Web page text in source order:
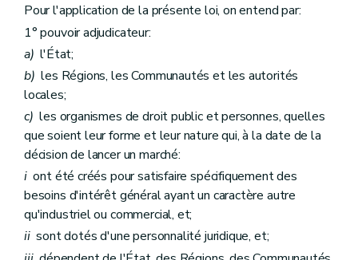
Art. 74
Art. 75
Art. 76
Art. 78
Section 4 Attribution du marché
Art. 81
Art. 82
Art. 83
Art. 84
Art. 85
Chapitre 5 Exécution du marché
Art. 87
Art. 87/1
Pour l'application de la présente loi, on entend par:
1° pouvoir adjudicateur:
a) l'État;
b) les Régions, les Communautés et les autorités
locales;
c) les organismes de droit public et personnes, quelles
que soient leur forme et leur nature qui, à la date de la
décision de lancer un marché:
iont été créés pour satisfaire spécifiquement des
besoins d'intérêt général ayant un caractère autre
qu'industriel ou commercial, et;
iisont dotés d'une personnalité juridique, et;